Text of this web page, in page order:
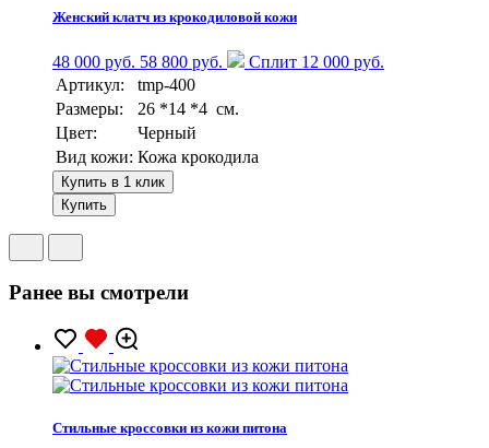
Женский клатч из крокодиловой кожи
48 000 руб. 58 800 руб.
Сплит 12 000 руб.
Артикул:
tmp-400
Размеры:
26 *14 *4 см.
Цвет:
Черный
Вид кожи: Кожа крокодила
Купить в 1 клик
Купить
Ранее вы смотрели
Стильные кроссовки из кожи питона